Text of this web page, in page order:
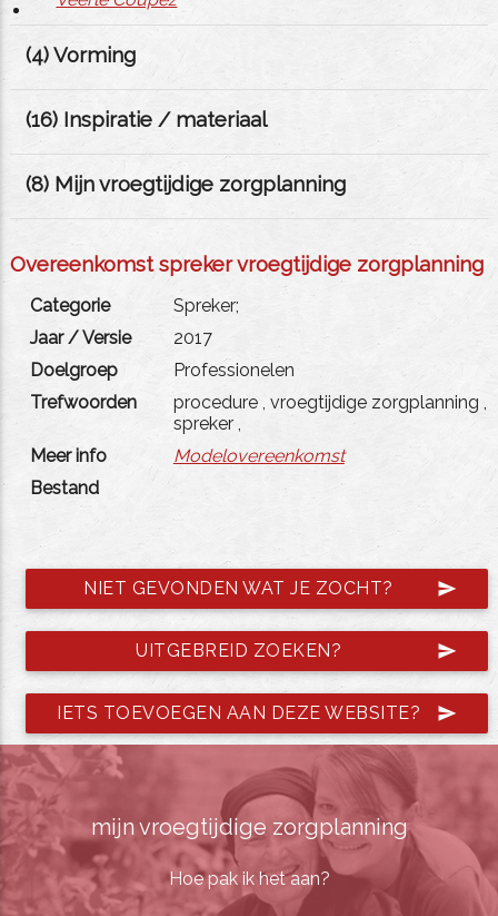
(4) Vorming
(16) Inspiratie / materiaal
(8) Mijn vroegtijdige zorgplanning
Overeenkomst spreker vroegtijdige zorgplanning
Categorie
Spreker;
Jaar / Versie
2017
Doelgroep
Professionelen
Trefwoorden
procedure, vroegtijdige zorgplanning
spreker,
Meer info
Modelovereenkomst
Bestand
NIET GEVONDEN WAT JE ZOCHT? send
UITGEBREID ZOEKEN? send
IETS TOEVOEGEN AAN DEZE WEBSITE? send
mijn vroegtijdige zorgplanning
Hoe pak ik het aan?